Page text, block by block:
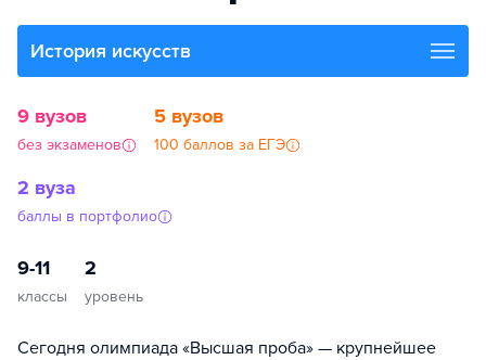
История искусств
9 вузов
без экзаменов
5 вузов
100 баллов за ЕГЭ
2 вуза
баллы в портфолио
9-11
классы
2
уровень
Сегодня олимпиада «Высшая проба» — крупнейшее